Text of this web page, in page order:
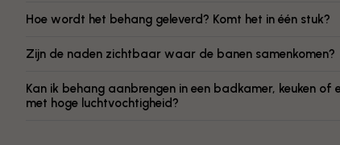
Hoe wordt het behang geleverd? Komt het in één stuk?
Zijn de naden zichtbaar waar de banen samenkomen?
Kan ik behang aanbrengen in een badkamer, keuken of
met hoge luchtvochtigheid?